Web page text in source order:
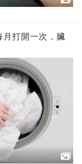
月打開一次，臟